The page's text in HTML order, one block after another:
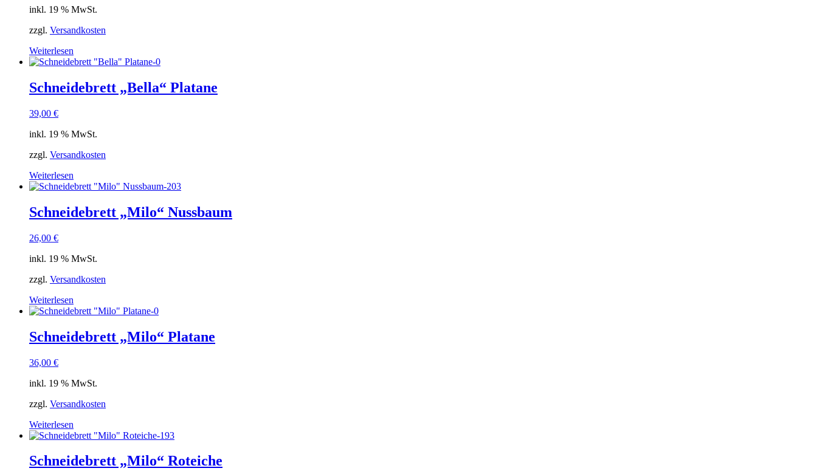
inkl. 19 % MwSt.
zzgl. Versandkosten
Weiterlesen
Schneidebrett „Bella“ Platane
39,00 €
inkl. 19 % MwSt.
zzgl. Versandkosten
Weiterlesen
Schneidebrett „Milo“ Nussbaum
26,00 €
inkl. 19 % MwSt.
zzgl. Versandkosten
Weiterlesen
Schneidebrett „Milo“ Platane
36,00 €
inkl. 19 % MwSt.
zzgl. Versandkosten
Weiterlesen
Schneidebrett „Milo“ Roteiche